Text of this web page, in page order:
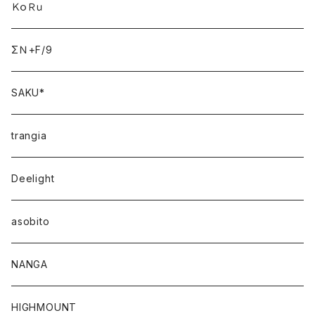
ＫｏＲｕ
ΣＮ+F/9
SAKU*
trangia
Deelight
asobito
NANGA
HIGHMOUNT